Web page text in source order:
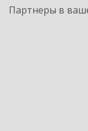
Партнеры в